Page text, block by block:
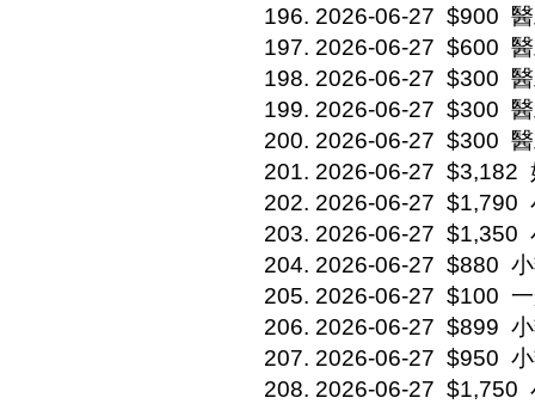
2026-06-27 $900
2026-06-27 $600
2026-06-27 $300
2026-06-27 $300
2026-06-27 $300
2026-06-27 $3,182
2026-06-27 $1,790
2026-06-27 $1,350
2026-06-27 $880
2026-06-27 $100
2026-06-27 $899
2026-06-27 $950
2026-06-27 $1,750